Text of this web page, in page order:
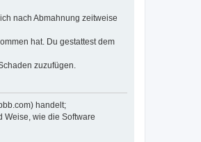
nach Abmahnung zeitweise
hat. Du gestattest dem
zuzufügen.
handelt;
Weise, wie die Software